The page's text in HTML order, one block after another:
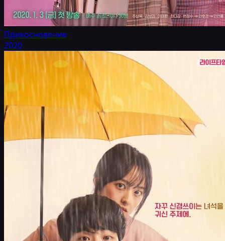
Прикосновение
2020